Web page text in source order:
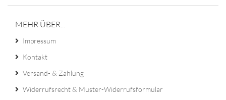
MEHR ÜBER...
Impressum
Kontakt
Versand- & Zahlung
Widerrufsrecht & Muster-Widerrufsformular